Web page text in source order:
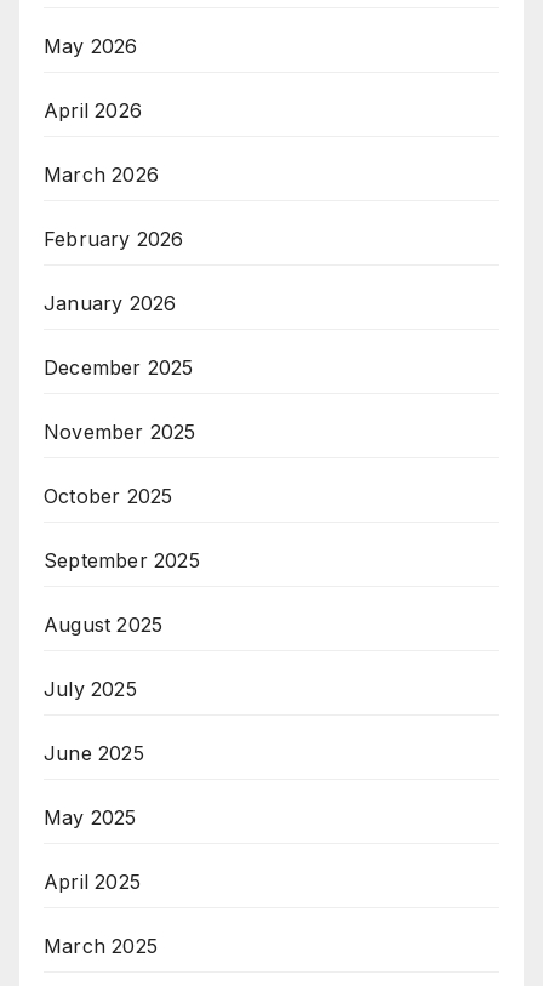
May 2026
April 2026
March 2026
February 2026
January 2026
December 2025
November 2025
October 2025
September 2025
August 2025
July 2025
June 2025
May 2025
April 2025
March 2025